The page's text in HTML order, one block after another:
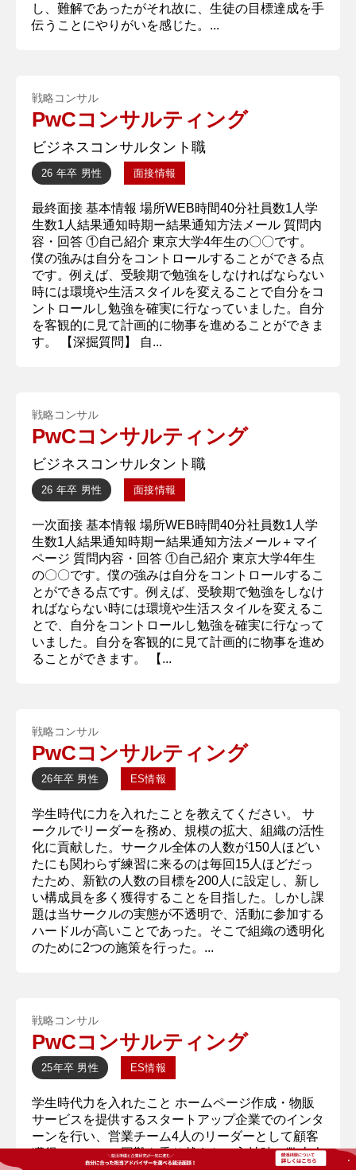
し、難解であったがそれ故に、生徒の目標達成を手
伝うことにやりがいを感じた。...
戦略コンサル
PwCコンサルティング
ビジネスコンサルタント職
26 年卒 男性 面接情報
最終面接 基本情報 場所WEB時間40分社員数1人学
生数1人結果通知時期ー結果通知方法メール 質問内
容・回答 ①自己紹介 東京大学4年生の〇〇です。
僕の強みは自分をコントロールすることができる点
です。例えば、受験期で勉強をしなければならない
時には環境や生活スタイルを変えることで自分をコ
ントロールし勉強を確実に行なっていました。自分
を客観的に見て計画的に物事を進めることができま
す。 【深掘質問】 自...
戦略コンサル
PwCコンサルティング
ビジネスコンサルタント職
26 年卒 男性 面接情報
一次面接 基本情報 場所WEB時間40分社員数1人学
生数1人結果通知時期ー結果通知方法メール＋マイ
ページ 質問内容・回答 ①自己紹介 東京大学4年生
の〇〇です。僕の強みは自分をコントロールするこ
とができる点です。例えば、受験期で勉強をしなけ
ればならない時には環境や生活スタイルを変えるこ
とで、自分をコントロールし勉強を確実に行なって
いました。自分を客観的に見て計画的に物事を進め
ることができます。 【...
戦略コンサル
PwCコンサルティング
26年卒 男性 ES情報
学生時代に力を入れたことを教えてください。 サ
ークルでリーダーを務め、規模の拡大、組織の活性
化に貢献した。サークル全体の人数が150人ほどい
たにも関わらず練習に来るのは毎回15人ほどだっ
たため、新歓の人数の目標を200人に設定し、新し
い構成員を多く獲得することを目指した。しかし課
題は当サークルの実態が不透明で、活動に参加する
ハードルが高いことであった。そこで組織の透明化
のために2つの施策を行った。...
戦略コンサル
PwCコンサルティング
25年卒 男性 ES情報
学生時代力を入れたこと ホームページ作成・物販
サービスを提供するスタートアップ企業でのインタ
ーンを行い、営業チーム4人のリーダーとして顧客
獲得についての困難を乗り越えた。入社時に数十人